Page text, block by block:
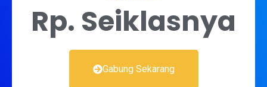
Rp. Seiklasnya
Gabung Sekarang